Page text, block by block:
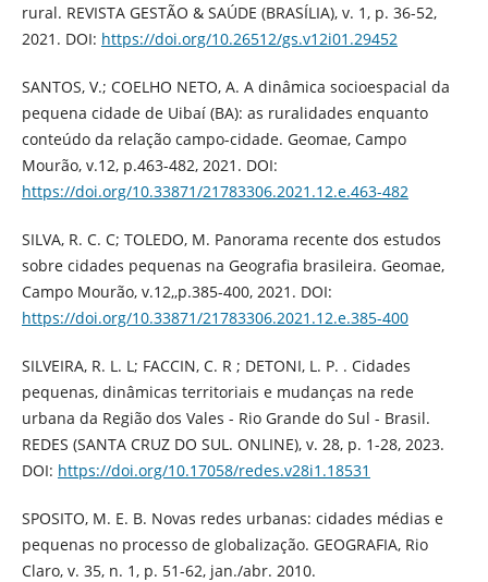
rural. REVISTA GESTÃO & SAÚDE (BRASÍLIA), v. 1, p. 36-52,
2021. DOI: https://doi.org/10.26512/gs.v12i01.29452
SANTOS, V.; COELHO NETO, A. A dinâmica socioespacial da
pequena cidade de Uibaí (BA): as ruralidades enquanto
conteúdo da relação campo-cidade. Geomae, Campo
Mourão, v.12, p.463-482, 2021. DOI:
https://doi.org/10.33871/21783306.2021.12.e.463-482
SILVA, R. C. C; TOLEDO, M. Panorama recente dos estudos
sobre cidades pequenas na Geografia brasileira. Geomae,
Campo Mourão, v.12,,p.385-400, 2021. DOI:
https://doi.org/10.33871/21783306.2021.12.e.385-400
SILVEIRA, R. L. L; FACCIN, C. R ; DETONI, L. P. . Cidades
pequenas, dinâmicas territoriais e mudanças na rede
urbana da Região dos Vales - Rio Grande do Sul - Brasil.
REDES (SANTA CRUZ DO SUL. ONLINE), v. 28, p. 1-28, 2023.
DOI: https://doi.org/10.17058/redes.v28i1.18531
SPOSITO, M. E. B. Novas redes urbanas: cidades médias e
pequenas no processo de globalização. GEOGRAFIA, Rio
Claro, v. 35, n. 1, p. 51-62, jan./abr. 2010.